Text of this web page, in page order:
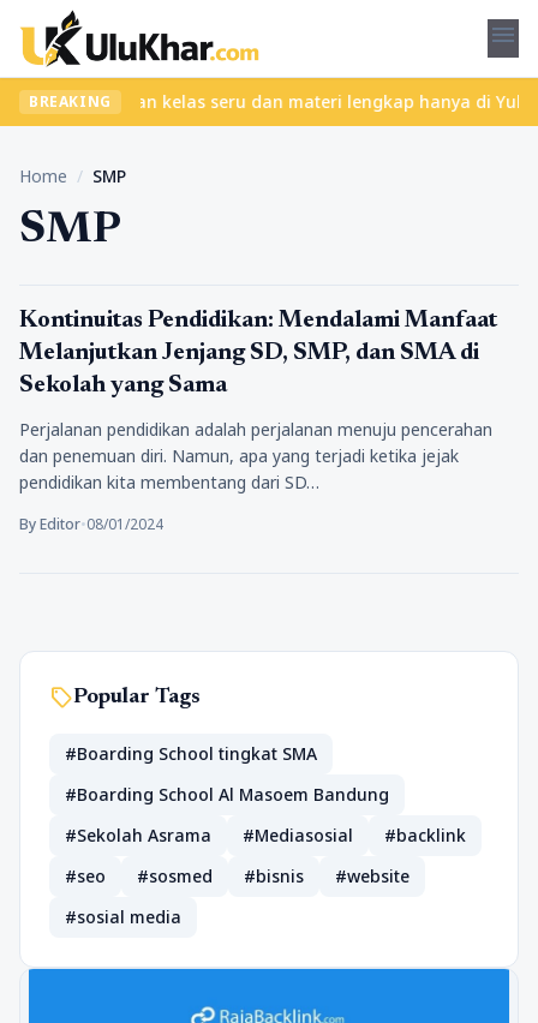
menu
BREAKING
Temukan kelas seru dan materi lengkap hanya di
Home / SMP
SMP
Pendidikan
Kontinuitas Pendidikan: Mendalami Manfaat
Melanjutkan Jenjang SD, SMP, dan SMA di
Sekolah yang Sama
Perjalanan pendidikan adalah perjalanan menuju pencerahan
dan penemuan diri. Namun, apa yang terjadi ketika jejak
pendidikan kita membentang dari SD…
By Editor•08/01/2024
sellPopular Tags
#Boarding School tingkat SMA
#Boarding School Al Masoem Bandung
#Sekolah Asrama
#Mediasosial
#backlink
#seo
#sosmed #bisnis
#website
#sosial media